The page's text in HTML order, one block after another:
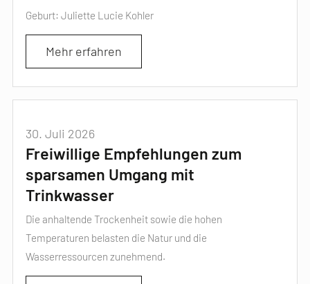
Geburt: Juliette Lucie Kohler
Mehr erfahren
30. Juli 2026
Freiwillige Empfehlungen zum
sparsamen Umgang mit
Trinkwasser
Die anhaltende Trockenheit sowie die hohen
Temperaturen belasten die Natur und die
Wasserressourcen zunehmend.